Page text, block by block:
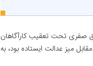
صفری تحت تعقیب کارآگاهان
و در حالی که مقابل میز عدالت ایستاده بود، به